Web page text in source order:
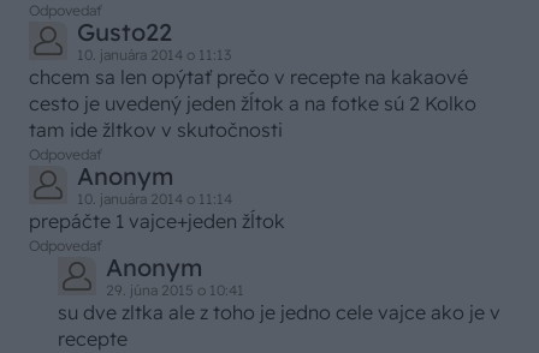
Odpovedať
Gusto22
10. januára 2014 o 11:13
chcem sa len opýtať prečo v recepte na kakaové
cesto je uvedený jeden žĺtok a na fotke sú 2 Kolko
tam ide žltkov v skutočnosti
Odpovedať
Anonym
10. januára 2014 o 11:14
prepáčte 1 vajce+jeden žĺtok
Odpovedať
Anonym
29. júna 2015 o 10:41
su dve zltka ale z toho je jedno cele vajce ako je v
recepte